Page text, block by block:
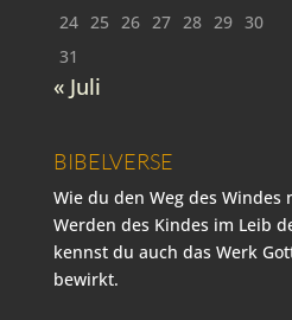
24 25 26 27 28 29 30
31
« Juli
BIBELVERSE
Wie du den Weg des Windes
Werden des Kindes im Leib
kennst du auch das Werk
bewirkt.